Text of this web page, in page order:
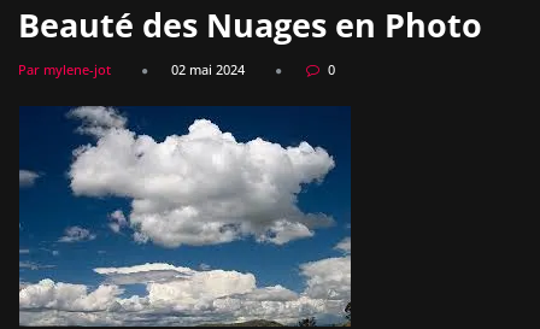
Beauté des Nuages en Photo
Par mylene-jot 02 mai 2024 0